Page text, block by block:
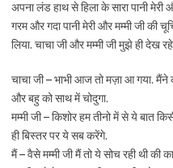
अपना लंड हाथ से हिला के सारा पानी मेरी
गरम और गदा पानी मेरी और मम्मी जी की
लिया. चाचा जी और मम्मी जी मुझे ही देख
चाचा जी – भाभी आज तो मज़ा आ गया. मैंने
और बहु को साथ में चोदुगा.
मम्मी जी – किशोर हम तीनो में से ये बात
ही बिस्तर पर ये सब करेंगे.
मैं – वैसे मम्मी जी मैं तो ये सोच रही थी की